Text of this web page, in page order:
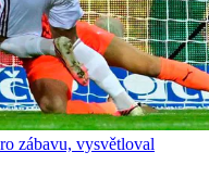
zábavu, vysvětloval